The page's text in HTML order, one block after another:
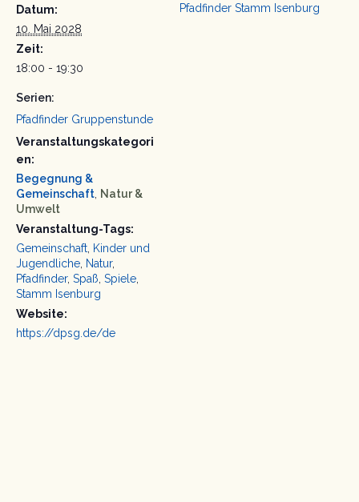
Datum:
10. Mai 2028
Zeit:
18:00 - 19:30
Serien:
Pfadfinder Gruppenstunde
Veranstaltungskategori
en:
Begegnung &
Gemeinschaft Natur &
Umwelt
Veranstaltung-Tags:
Gemeinschaft Kinder und
Jugendliche Natur,
Pfadfinder, Spaß Spiele
Stamm Isenburg
Website:
https://dpsg.de/de
Pfadfinder Stamm Isenburg